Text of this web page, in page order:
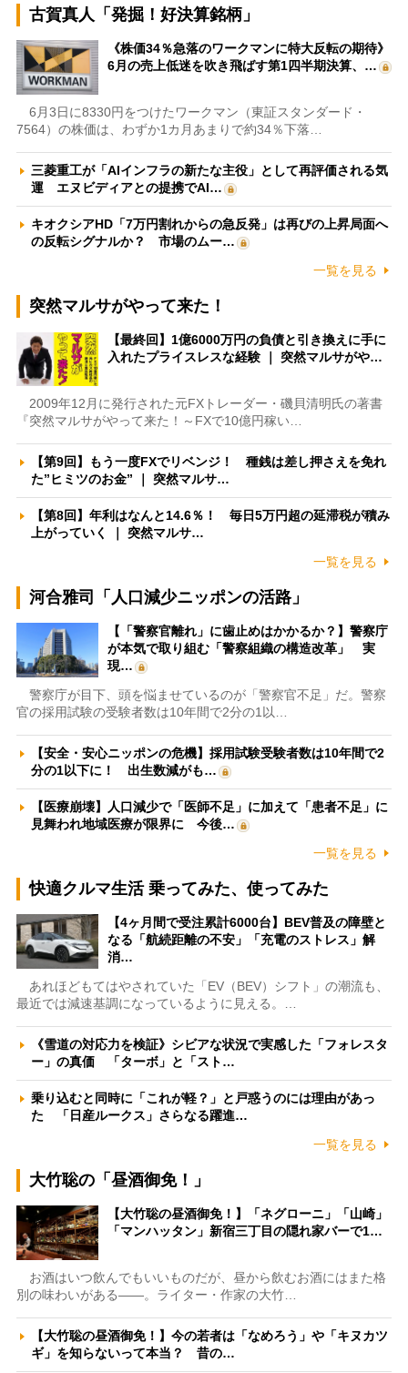
古賀真人「発掘！好決算銘柄」
《株価34％急落のワークマンに特大反転の期待》
6月の売上低迷を吹き飛ばす第1四半期決算、…
6月3日に8330円をつけたワークマン（東証スタンダード・
7564）の株価は、わずか1カ月あまりで約34％下落…
三菱重工が「AIインフラの新たな主役」として再評価される気
運 エヌビディアとの提携でAI…
キオクシアHD「7万円割れからの急反発」は再びの上昇局面へ
の反転シグナルか？ 市場のムー…
一覧を見る
突然マルサがやって来た！
【最終回】1億6000万円の負債と引き換えに手に
入れたプライスレスな経験 ｜ 突然マルサがや…
2009年12月に発行された元FXトレーダー・磯貝清明氏の著書
『突然マルサがやって来た！～FXで10億円稼い…
【第9回】もう一度FXでリベンジ！ 種銭は差し押さえを免れ
た”ヒミツのお金” ｜ 突然マルサ…
【第8回】年利はなんと14.6％！ 毎日5万円超の延滞税が積み
上がっていく ｜ 突然マルサ…
一覧を見る
河合雅司「人口減少ニッポンの活路」
【「警察官離れ」に歯止めはかかるか？】警察庁
が本気で取り組む「警察組織の構造改革」 実
現…
警察庁が目下、頭を悩ませているのが「警察官不足」だ。警察
官の採用試験の受験者数は10年間で2分の1以…
【安全・安心ニッポンの危機】採用試験受験者数は10年間で2
分の1以下に！ 出生数減がも…
【医療崩壊】人口減少で「医師不足」に加えて「患者不足」に
見舞われ地域医療が限界に 今後…
一覧を見る
快適クルマ生活 乗ってみた、使ってみた
【4ヶ月間で受注累計6000台】BEV普及の障壁と
なる「航続距離の不安」「充電のストレス」解
消…
あれほどもてはやされていた「EV（BEV）シフト」の潮流も、
最近では減速基調になっているように見える。…
《雪道の対応力を検証》シビアな状況で実感した「フォレスタ
ー」の真価 「ターボ」と「スト…
乗り込むと同時に「これが軽？」と戸惑うのには理由があっ
た 「日産ルークス」さらなる躍進…
一覧を見る
大竹聡の「昼酒御免！」
【大竹聡の昼酒御免！】「ネグローニ」「山崎」
「マンハッタン」新宿三丁目の隠れ家バーで1…
お酒はいつ飲んでもいいものだが、昼から飲むお酒にはまた格
別の味わいがある――。ライター・作家の大竹…
【大竹聡の昼酒御免！】今の若者は「なめろう」や「キヌカツ
ギ」を知らないって本当？ 昔の…